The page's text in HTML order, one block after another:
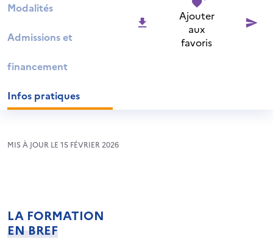
Modalités
Admissions et
financement
Infos pratiques
Ajouter
aux
favoris
MIS À JOUR LE 15 FÉVRIER 2026
LA FORMATION
EN BREF